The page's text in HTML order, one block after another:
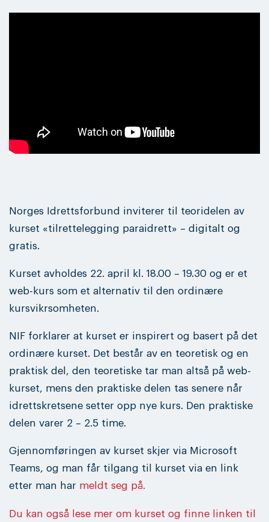
Norges Idrettsforbund inviterer til teoridelen av
kurset «tilrettelegging paraidrett» – digitalt og
gratis.
Kurset avholdes 22. april kl. 18.00 – 19.30 og er et
web-kurs som et alternativ til den ordinære
kursvikrsomheten.
NIF forklarer at kurset er inspirert og basert på det
ordinære kurset. Det består av en teoretisk og en
praktisk del, den teoretiske tar man altså på web-
kurset, mens den praktiske delen tas senere når
idrettskretsene setter opp nye kurs. Den praktiske
delen varer 2 – 2.5 time.
Gjennomføringen av kurset skjer via Microsoft
Teams, og man får tilgang til kurset via en link
etter man har meldt seg på.
Du kan også lese mer om kurset og finne linken til